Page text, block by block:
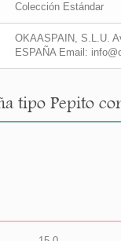
Colección Estándar
OKAASPAIN, S.L.U.
ESPAÑA Email:
tipo Pepito